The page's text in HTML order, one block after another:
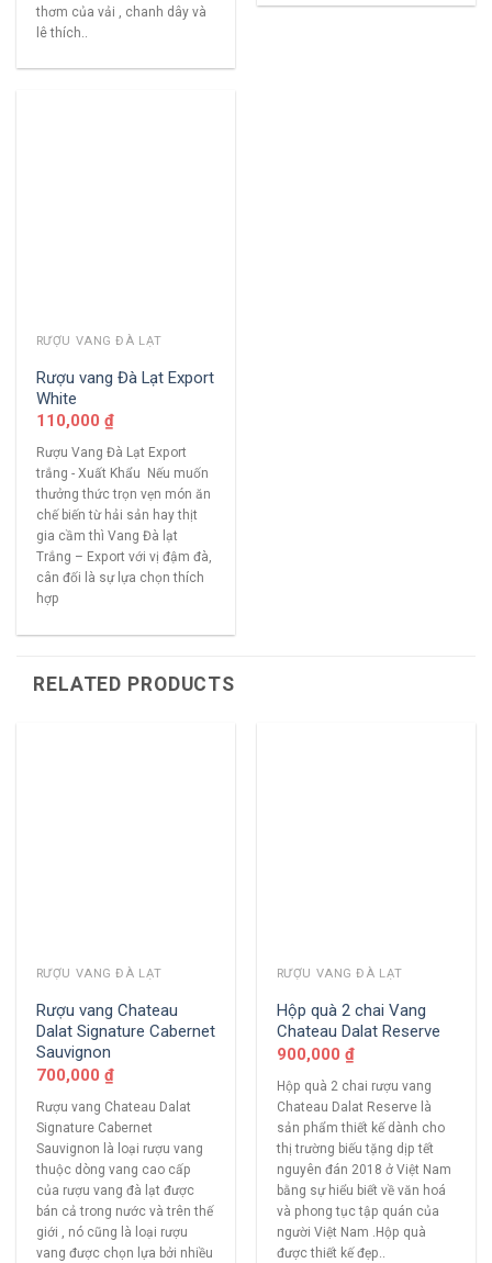
thơm của vải , chanh dây và
lê thích..
RƯỢU VANG ĐÀ LẠT
Rượu vang Đà Lạt Export
White
110,000 ₫
Rượu Vang Đà Lạt Export
trắng - Xuất Khẩu Nếu muốn
thưởng thức trọn vẹn món ăn
chế biến từ hải sản hay thịt
gia cầm thì Vang Đà lạt
Trắng – Export với vị đậm đà,
cân đối là sự lựa chọn thích
hợp
RELATED PRODUCTS
RƯỢU VANG ĐÀ LẠT
Rượu vang Chateau
Dalat Signature Cabernet
Sauvignon
700,000 ₫
Rượu vang Chateau Dalat
Signature Cabernet
Sauvignon là loại rượu vang
thuộc dòng vang cao cấp
của rượu vang đà lạt được
bán cả trong nước và trên thế
giới , nó cũng là loại rượu
vang được chọn lựa bởi nhiều
RƯỢU VANG ĐÀ LẠT
Hộp quà 2 chai Vang
Chateau Dalat Reserve
900,000 ₫
Hộp quà 2 chai rượu vang
Chateau Dalat Reserve là
sản phẩm thiết kế dành cho
thị trường biếu tặng dịp tết
nguyên đán 2018 ở Việt Nam
bằng sự hiểu biết về văn hoá
và phong tục tập quán của
người Việt Nam .Hộp quà
được thiết kế đẹp..